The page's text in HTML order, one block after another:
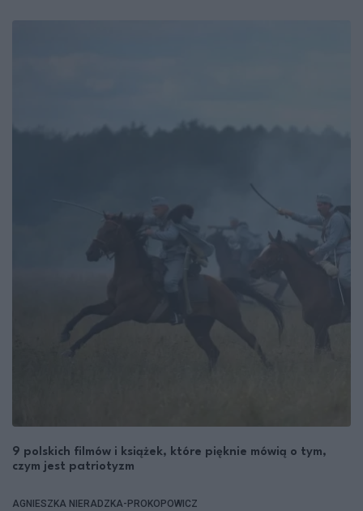
9 polskich filmów i książek, które pięknie mówią o tym,
czym jest patriotyzm
AGNIESZKA NIERADZKA-PROKOPOWICZ